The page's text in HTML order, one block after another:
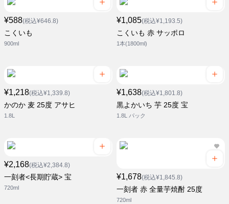
¥588(税込¥646.8)
こくいも
900ml
¥1,085(税込¥1,193.5)
こくいも 赤 サッポロ
1本(1800ml)
¥1,218(税込¥1,339.8)
かのか 麦 25度 アサヒ
1.8L
¥1,638(税込¥1,801.8)
黒よかいち 芋 25度 宝
1.8L パック
¥2,168(税込¥2,384.8)
一刻者<長期貯蔵> 宝
720ml
¥1,678(税込¥1,845.8)
一刻者 赤 全量芋焼酎 25度
720ml